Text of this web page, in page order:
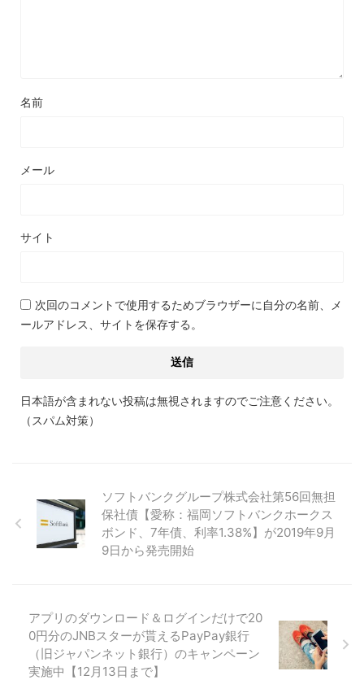
名前
メール
サイト
次回のコメントで使用するためブラウザーに自分の名前、メ
ールアドレス、サイトを保存する。
日本語が含まれない投稿は無視されますのでご注意ください。
（スパム対策）
ソフトバンクグループ株式会社第56回無担
保社債【愛称：福岡ソフトバンクホークス
ボンド、7年債、利率1.38%】が2019年9月
9日から発売開始
アプリのダウンロード＆ログインだけで20
0円分のJNBスターが貰えるPayPay銀行
（旧ジャパンネット銀行）のキャンペーン
実施中【12月13日まで】